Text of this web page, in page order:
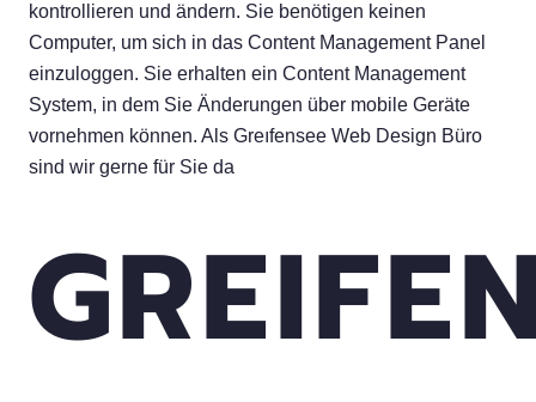
kontrollieren und ändern. Sie benötigen keinen
Computer, um sich in das Content Management Panel
einzuloggen. Sie erhalten ein Content Management
System, in dem Sie Änderungen über mobile Geräte
vornehmen können. Als Greıfensee Web Design Büro
sind wir gerne für Sie da